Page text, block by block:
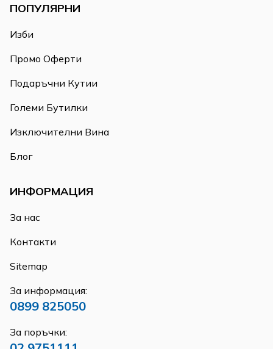
ПОПУЛЯРНИ
Изби
Промо Оферти
Подаръчни Кутии
Големи Бутилки
Изключителни Вина
Блог
ИНФОРМАЦИЯ
За нас
Контакти
Sitemap
За информация:
0899 825050
За поръчки: